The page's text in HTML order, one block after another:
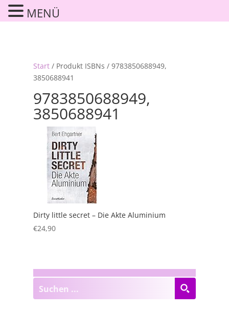
Start/ Produkt ISBNs / 9783850688949,
3850688941
9783850688949,
3850688941
Dirty little secret – Die Akte Aluminium
€24,90
MENÜ